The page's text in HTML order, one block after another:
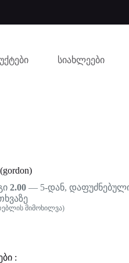
სიახლეები
2.00— 5-დან,
მიმოხილვა)
: